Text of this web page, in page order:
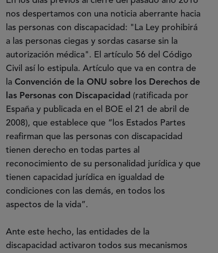
nos despertamos con una noticia aberrante hacia
las personas con discapacidad: "La Ley prohibirá
a las personas ciegas y sordas casarse sin la
autorización médica". El artículo 56 del Código
Civil así lo estipula. Artículo que va en contra de
la Convención de la ONU sobre los Derechos de
las Personas con Discapacidad (ratificada por
España y publicada en el BOE el 21 de abril de
2008), que establece que “los Estados Partes
reafirman que las personas con discapacidad
tienen derecho en todas partes al
reconocimiento de su personalidad jurídica y que
tienen capacidad jurídica en igualdad de
condiciones con las demás, en todos los
aspectos de la vida”.
Ante este hecho, las entidades de la
discapacidad activaron todos sus mecanismos